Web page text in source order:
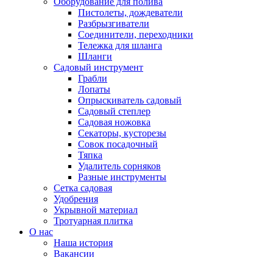
Пистолеты, дождеватели
Разбрызгиватели
Соединители, переходники
Тележка для шланга
Шланги
Садовый инструмент
Грабли
Лопаты
Опрыскиватель садовый
Садовый степлер
Садовая ножовка
Секаторы, кусторезы
Совок посадочный
Тяпка
Удалитель сорняков
Разные инструменты
Сетка садовая
Удобрения
Укрывной материал
Тротуарная плитка
О нас
Наша история
Вакансии